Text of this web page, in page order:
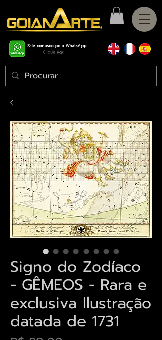
Signo do Zodíaco
- GÊMEOS - Rara e
exclusiva Ilustração
datada de 1731